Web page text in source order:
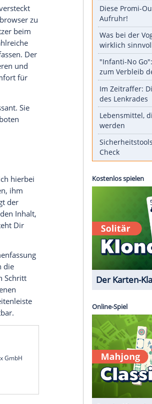
GettyImages / Supatman
das Surfen im Internet
und schnell sind.
doch sie versteckt
allem die Webbrowser zu
helfen dem Nutzer beim
und bieten zahlreiche
zusammenfassen. Der
Tabs gruppieren und
und Komfort für
interessant. Sie
den Angeboten
handelt es sich hierbei
interagieren, ihm
benötigt der
Die KI scannt den Inhalt,
Es steht Dir